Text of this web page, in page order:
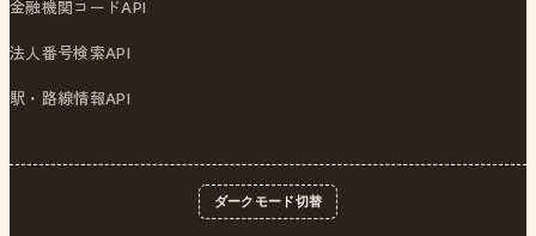
金融機関コードAPI
法人番号検索API
駅・路線情報API
ダークモード切替